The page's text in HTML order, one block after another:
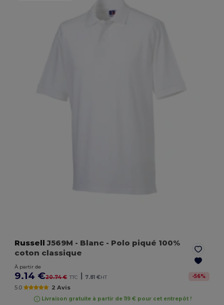
Russell J569M - Blanc - Polo piqué 100%
coton classique
À partir de
9.14 €20.74 € TTC | 7.81 €HT -56%
5.0 2 Avis
Livraison gratuite à partir de 119 € pour cet entrepôt !